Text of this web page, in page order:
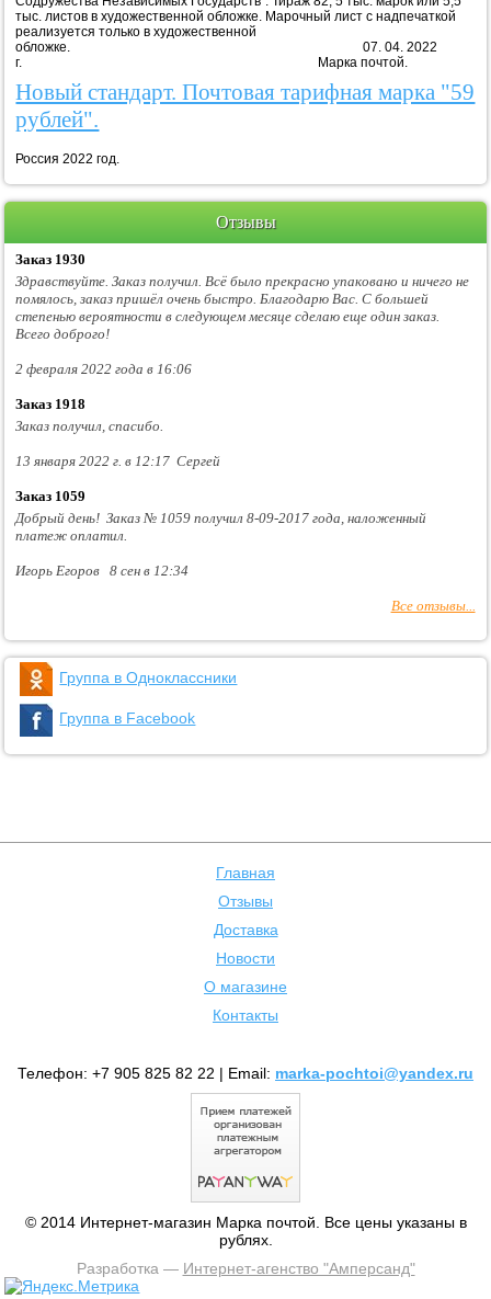
тыс. листов в художественной обложке. Марочный лист с надпечаткой
реализуется только в художественной
обложке. 07. 04. 2022
г. Марка почтой.
Новый стандарт. Почтовая тарифная марка "59
рублей".
Россия 2022 год.
Отзывы
Заказ 1930
Здравствуйте. Заказ получил. Всё было прекрасно упаковано и ничего не
помялось, заказ пришёл очень быстро. Благодарю Вас. С большей
степенью вероятности в следующем месяце сделаю еще один заказ.
Всего доброго!
2 февраля 2022 года в 16:06
Заказ 1918
Заказ получил, спасибо.
13 января 2022 г. в 12:17 Сергей
Заказ 1059
Добрый день! Заказ № 1059 получил 8-09-2017 года, наложенный
платеж оплатил.
Игорь Егоров 8 сен в 12:34
Все отзывы...
Группа в Одноклассники
Группа в Facebook
Главная
Отзывы
Доставка
Новости
О магазине
Контакты
Телефон: +7 905 825 82 22 | Email: marka-pochtoi@yandex.ru
© 2014 Интернет-магазин Марка почтой. Все цены указаны в
рублях.
Разработка — Интернет-агенство "Амперсанд"